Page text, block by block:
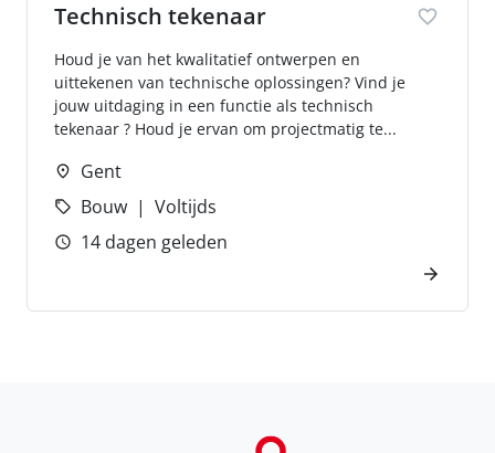
Technisch tekenaar
Houd je van het kwalitatief ontwerpen en
uittekenen van technische oplossingen? Vind je
jouw uitdaging in een functie als technisch
tekenaar ? Houd je ervan om projectmatig te...
Gent
Bouw
Voltijds
14 dagen geleden